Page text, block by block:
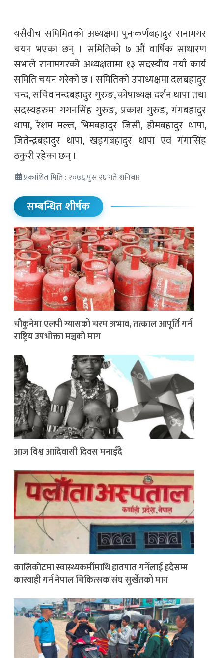
यसैवीच समिमितको अध्यक्षमा पुनःकर्णबहादुर रानामगर
चयन भएका छन् । समितिको ७ औं वार्षिक साधारण
सभाले रानामगरको अध्यक्षतामा १३ सदस्यीय नयाँ कार्य
समिति चयन गरेको छ । समितिको उपाध्यक्षमा दलबहादुर
चन्द, सचिव नन्दबहादुर गुरुङ, कोषाध्यक्ष दर्शन थापा तथा
सदस्यहरुमा गगनसिंह गुरुङ, प्रकाश गुरुङ, गंगबहादुर
थापा, रेशम मल्ल, भिमबहादुर जिसी, होमबहादुर थापा,
जितेन्द्रबहादुुर थापा, खड्गबहादुर थापा एवं गंगासिंह
ठकुरी रहेका छन् ।
प्रकाशित मिति : २०७६ पुस २६ गते शनिबार
सम्बन्धित शीर्षक
चौकुनेमा एलपी ग्यासको चरम अभाव, तत्काल आपूर्ति गर्न
राष्ट्रिय उपभोक्ता मञ्चको माग
आज विश्व आदिवासी दिवस मनाइँदै
कालिकोटमा स्वास्थ्यकर्मीमाथि हातपात गर्नेलाई हदैसम्म
कारवाही गर्न नेपाल चिकित्सक संघ सुर्खेतको माग